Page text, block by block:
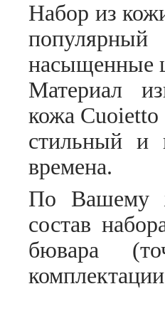
Набор из
насыщенные
Материал
кожа
стильный и
времена.
По Вашему
состав
бювара